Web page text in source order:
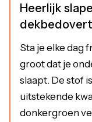
Heerlijk
Sta je elke dag
groot dat je
slaapt. De stof
uitstekende
donkergroen